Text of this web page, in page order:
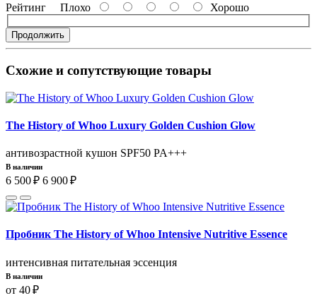
Рейтинг Плохо Хорошо
Продолжить
Схожие и сопутствующие товары
The History of Whoo Luxury Golden Cushion Glow
антивозрастной кушон SPF50 PA+++
В наличии
6 500 ₽ 6 900 ₽
Пробник The History of Whoo Intensive Nutritive Essence
интенсивная питательная эссенция
В наличии
от 40 ₽